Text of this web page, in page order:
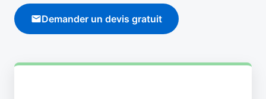
Demander un devis gratuit